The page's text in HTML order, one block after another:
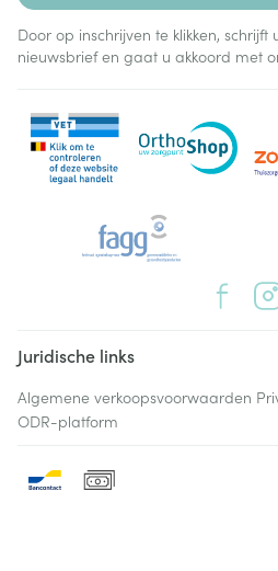
Door op inschrijven te klikken, schrijft
nieuwsbrief en gaat u akkoord met
Juridische links
Algemene verkoopsvoorwaarden
ODR-platform